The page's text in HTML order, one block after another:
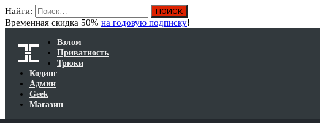
Найти:
Временная скидка 50% на годовую подписку!
Взлом
Приватность
Трюки
Кодинг
Админ
Geek
Магазин